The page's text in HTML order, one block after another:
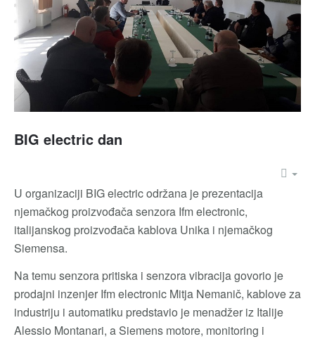
BIG electric dan
U organizaciji BIG electric održana je prezentacija
njemačkog proizvođača senzora Ifm electronic,
italijanskog proizvođača kablova Unika i njemačkog
Siemensa.
Na temu senzora pritiska i senzora vibracija govorio je
prodajni inzenjer Ifm electronic Mitja Nemanič, kablove za
industriju i automatiku predstavio je menadžer iz Italije
Alessio Montanari, a Siemens motore, monitoring i